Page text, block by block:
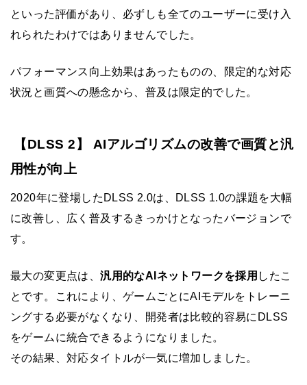
といった評価があり、必ずしも全てのユーザーに受け入
れられたわけではありませんでした。
パフォーマンス向上効果はあったものの、限定的な対応
状況と画質への懸念から、普及は限定的でした。
【DLSS 2】 AIアルゴリズムの改善で画質と汎
用性が向上
2020年に登場したDLSS 2.0は、DLSS 1.0の課題を大幅
に改善し、広く普及するきっかけとなったバージョンで
す。
最大の変更点は、汎用的なAIネットワークを採用 したこ
とです。これにより、ゲームごとにAIモデルをトレーニ
ングする必要がなくなり、開発者は比較的容易にDLSS
をゲームに統合できるようになりました。
その結果、対応タイトルが一気に増加しました。